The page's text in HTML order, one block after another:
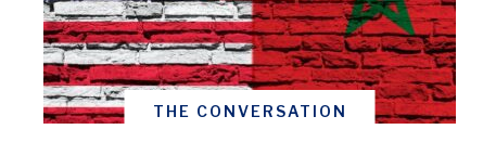
THE CONVERSATION